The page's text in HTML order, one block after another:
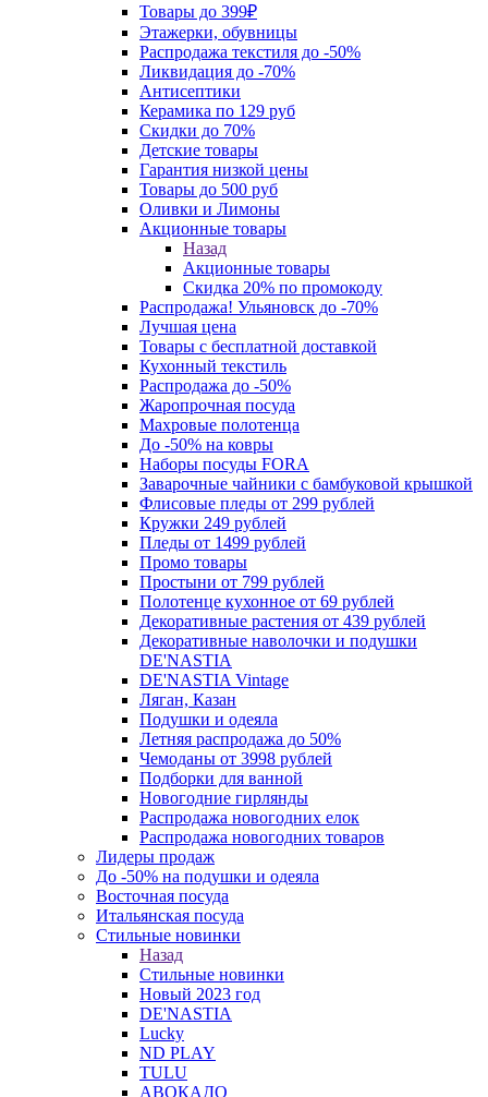
Товары до 399₽
Этажерки, обувницы
Распродажа текстиля до -50%
Ликвидация до -70%
Антисептики
Керамика по 129 руб
Скидки до 70%
Детские товары
Гарантия низкой цены
Товары до 500 руб
Оливки и Лимоны
Акционные товары
Назад
Акционные товары
Скидка 20% по промокоду
Распродажа! Ульяновск до -70%
Лучшая цена
Товары с бесплатной доставкой
Кухонный текстиль
Распродажа до -50%
Жаропрочная посуда
Махровые полотенца
До -50% на ковры
Наборы посуды FORA
Заварочные чайники с бамбуковой крышкой
Флисовые пледы от 299 рублей
Кружки 249 рублей
Пледы от 1499 рублей
Промо товары
Простыни от 799 рублей
Полотенце кухонное от 69 рублей
Декоративные растения от 439 рублей
Декоративные наволочки и подушки
DE'NASTIA
DE'NASTIA Vintage
Ляган, Казан
Подушки и одеяла
Летняя распродажа до 50%
Чемоданы от 3998 рублей
Подборки для ванной
Новогодние гирлянды
Распродажа новогодних елок
Распродажа новогодних товаров
Лидеры продаж
До -50% на подушки и одеяла
Восточная посуда
Итальянская посуда
Стильные новинки
Назад
Стильные новинки
Новый 2023 год
DE'NASTIA
Lucky
ND PLAY
TULU
АВОКАДО